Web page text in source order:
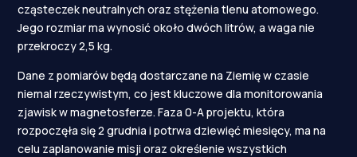
cząsteczek neutralnych oraz stężenia tlenu atomowego.
Jego rozmiar ma wynosić około dwóch litrów, a waga nie
przekroczy 2,5 kg.
Dane z pomiarów będą dostarczane na Ziemię w czasie
niemal rzeczywistym, co jest kluczowe dla monitorowania
zjawisk w magnetosferze. Faza 0-A projektu, która
rozpoczęła się 2 grudnia i potrwa dziewięć miesięcy, ma na
celu zaplanowanie misji oraz określenie wszystkich